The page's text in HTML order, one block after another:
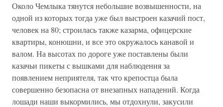
Около Чемлыка тянутся небольшие возвышенности, на
одной из которых тогда уже был выстроен казачий пост,
человек на 80; строилась также казарма, офицерские
квартиры, конюшни, и все это окружалось канавой и
валом. На высотах по дороге уже поставлены были
казачьи пикеты с вышками для наблюдения за
появлением неприятеля, так что крепостца была
совершенно безопасна от внезапных нападений. Когда
лошади наши выкормились, мы отдохнули, закусили